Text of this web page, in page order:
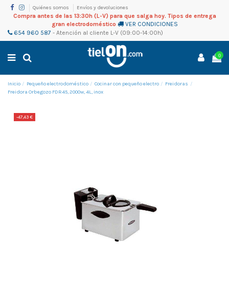
Quiénes somos Envíos y devoluciones
Compra antes de las 13:30h (L-V) para que salga hoy. Tipos de entrega
gran electrodoméstico
VER CONDICIONES
654 960 587 - Atención al cliente L-V (09:00-14:00h)
0
Inicio Pequeño electrodoméstico Cocinar con pequeño electro
Freidoras
Freidora Orbegozo FDR45, 2000w, 4L, inox
-47,43 €